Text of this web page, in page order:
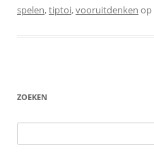
spelen,tiptoi,vooruitdenken op
ZOEKEN
naar: